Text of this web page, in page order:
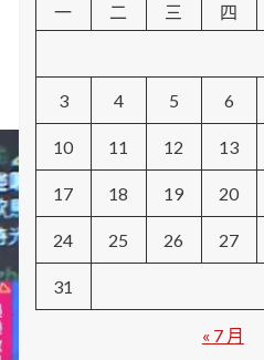
一
二 三 四
3 4 5 6
10 11 12 13
17 18 19 20
24 25 26 27
31
« 7 月